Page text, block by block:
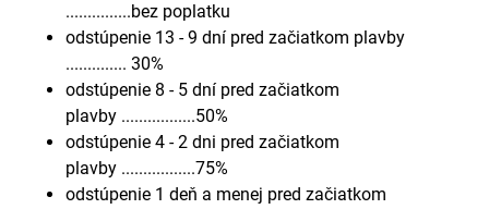
...............bez poplatku
odstúpenie 13 - 9 dní pred začiatkom plavby
.............. 30%
odstúpenie 8 - 5 dní pred začiatkom
plavby .................50%
odstúpenie 4 - 2 dni pred začiatkom
plavby .................75%
odstúpenie 1 deň a menej pred začiatkom